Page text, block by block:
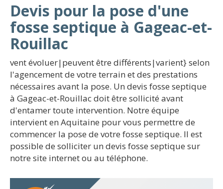
Devis pour la pose d'une
fosse septique à Gageac-et-
Rouillac
vent évoluer|peuvent être différents|varient} selon
l'agencement de votre terrain et des prestations
nécessaires avant la pose. Un devis fosse septique
à Gageac-et-Rouillac doit être sollicité avant
d'entamer toute intervention. Notre équipe
intervient en Aquitaine pour vous permettre de
commencer la pose de votre fosse septique. Il est
possible de solliciter un devis fosse septique sur
notre site internet ou au téléphone.